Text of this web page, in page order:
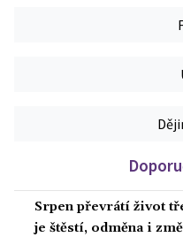
Srpen převrátí život
je štěstí, odměna i